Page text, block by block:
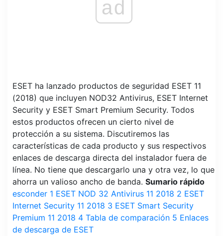
ad
ESET ha lanzado productos de seguridad ESET 11
(2018) que incluyen NOD32 Antivirus, ESET Internet
Security y ESET Smart Premium Security. Todos
estos productos ofrecen un cierto nivel de
protección a su sistema. Discutiremos las
características de cada producto y sus respectivos
enlaces de descarga directa del instalador fuera de
línea. No tiene que descargarlo una y otra vez, lo que
ahorra un valioso ancho de banda. Sumario rápido
esconder 1 ESET NOD 32 Antivirus 11 2018 2 ESET
Internet Security 11 2018 3 ESET Smart Security
Premium 11 2018 4 Tabla de comparación 5 Enlaces
de descarga de ESET